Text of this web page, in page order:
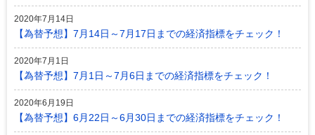
2020年7月14日
【為替予想】7月14日～7月17日までの経済指標をチェック！
2020年7月1日
【為替予想】7月1日～7月6日までの経済指標をチェック！
2020年6月19日
【為替予想】6月22日～6月30日までの経済指標をチェック！